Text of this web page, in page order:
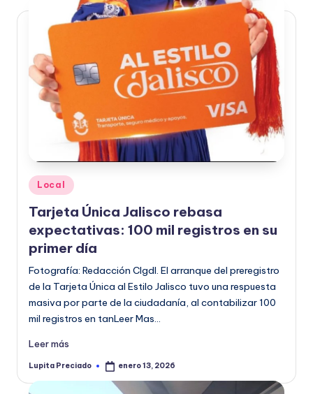
Publicado
en
Local
Tarjeta Única Jalisco rebasa
expectativas: 100 mil registros en su
primer día
Fotografía: Redacción CIgdl. El arranque del preregistro
de la Tarjeta Única al Estilo Jalisco tuvo una respuesta
masiva por parte de la ciudadanía, al contabilizar 100
mil registros en tanLeer Mas…
Leer más
Publicado
Lupita Preciado enero 13, 2026